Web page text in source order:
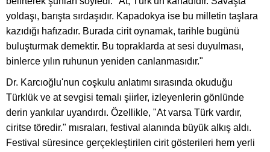
yoldaşı, barışta sırdaşıdır. Kapadokya ise bu milletin taşlara
kazıdığı hafızadır. Burada cirit oynamak, tarihle bugünü
buluşturmak demektir. Bu topraklarda at sesi duyulması,
binlerce yılın ruhunun yeniden canlanmasıdır."
Dr. Karcıoğlu'nun coşkulu anlatımı sırasında okuduğu
Türklük ve at sevgisi temalı şiirler, izleyenlerin gönlünde
derin yankılar uyandırdı. Özellikle, "At varsa Türk vardır,
ciritse töredir." mısraları, festival alanında büyük alkış aldı.
Festival süresince gerçekleştirilen cirit gösterileri hem yerli